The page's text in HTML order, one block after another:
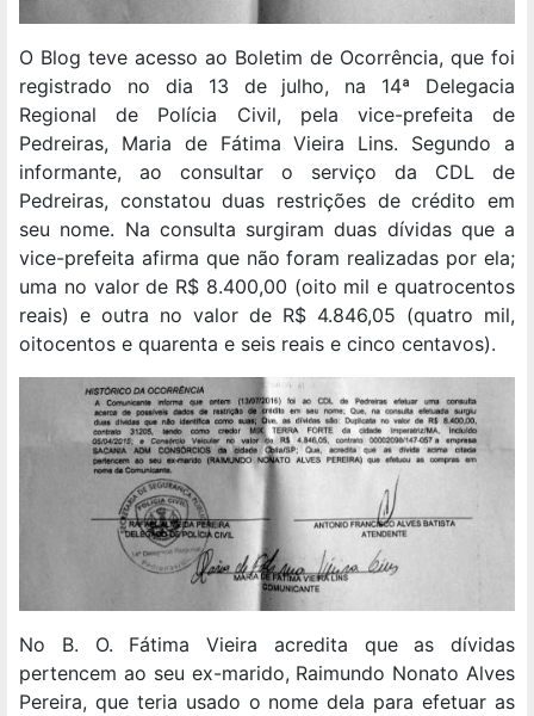
O Blog teve acesso ao Boletim de Ocorrência, que foi
registrado no dia 13 de julho, na 14ª Delegacia
Regional de Polícia Civil, pela vice-prefeita de
Pedreiras, Maria de Fátima Vieira Lins. Segundo a
informante, ao consultar o serviço da CDL de
Pedreiras, constatou duas restrições de crédito em
seu nome. Na consulta surgiram duas dívidas que a
vice-prefeita afirma que não foram realizadas por ela;
uma no valor de R$ 8.400,00 (oito mil e quatrocentos
reais) e outra no valor de R$ 4.846,05 (quatro mil,
oitocentos e quarenta e seis reais e cinco centavos).
No B. O. Fátima Vieira acredita que as dívidas
pertencem ao seu ex-marido, Raimundo Nonato Alves
Pereira, que teria usado o nome dela para efetuar as